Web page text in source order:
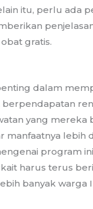
itu, perlu ada
gratis.
dalam
yang
manfaatnya lebih
program
harus terus
banyak warga